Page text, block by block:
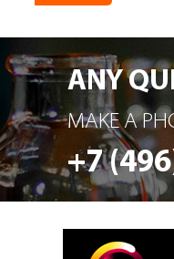
ANY
MAKE A
+7